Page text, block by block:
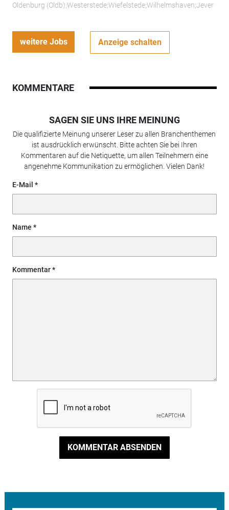
Oldenburg (Oldb);Westerstede;Wiefelstede;Wilhelmshaven;Jever
weitere Jobs Anzeige schalten
KOMMENTARE
SAGEN SIE UNS IHRE MEINUNG
Die qualifizierte Meinung unserer Leser zu allen Branchenthemen
ist ausdrücklich erwünscht. Bitte achten Sie bei Ihren
Kommentaren auf die Netiquette, um allen Teilnehmern eine
angenehme Kommunikation zu ermöglichen. Vielen Dank!
E-Mail
Name
Kommentar
KOMMENTAR ABSENDEN